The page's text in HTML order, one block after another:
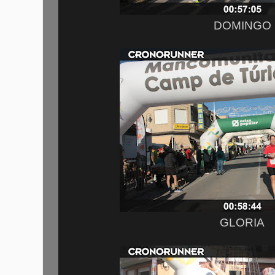
DOMINGO
GLORIA